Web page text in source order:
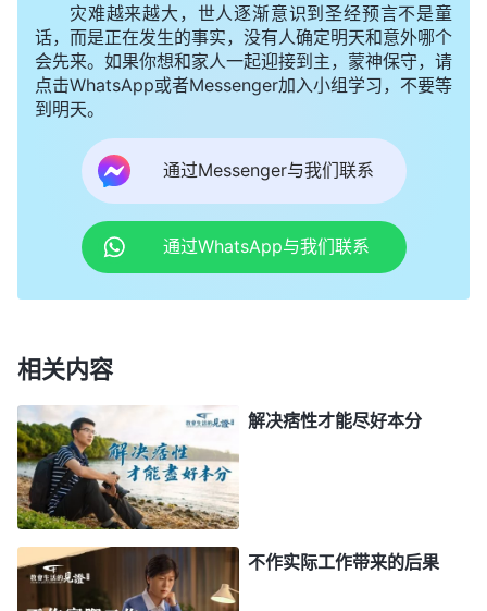
求升官发财过好日子，享受家庭团聚、享受名利地
位，你在社会上有地位了，家庭也显赫了，一家人平
平安安的，但是神给你的使命你不搭理，你这辈子活
得有价值吗？死了以后怎么跟神交账啊？你交不了
账，这是最大的悖逆，是最大的罪过！你们现在哪个
人在神家尽本分是偶然的？不管从什么背景里走出来
尽本分都不是偶然的，不是随便找几个信神的人就能
尽上这个本分的，这是神万世以前就命定好的。什么
在哪个家族、哪个家庭里，你的家庭是什么条件，你
是男性还是女性，你有什么特长，你是什么文化，你
有什么样的口才，你是什么素质、什么长相，你多大
年龄来到神家开始尽本分，到什么时间尽什么本分，
一步一步神早就给你命定好了，在你还没有出生的时
候，在你前几世来人世间的时候，神就把你在最后这
一步作工中所要尽的本分都给你安排好了。这可不是
灾难越来越大，世人逐渐意识到圣经预言不是童
话，而是正在发生的事实，没有人确定明天和意外哪个
会先来。如果你想和家人一起迎接到主，蒙神保守，请
点击WhatsApp或者Messenger加入小组学习，不要等
到明天。
通过Messenger与我们联系
通过WhatsApp与我们联系
相关内容
解决痞性才能尽好本分
不作实际工作带来的后果